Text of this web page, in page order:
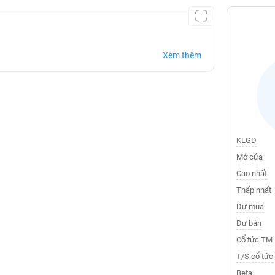
Xem thêm
KLGD
Mở cửa
Cao nhất
Thấp nhất
Dư mua
Dư bán
Cổ tức TM
T/S cổ tức
Beta